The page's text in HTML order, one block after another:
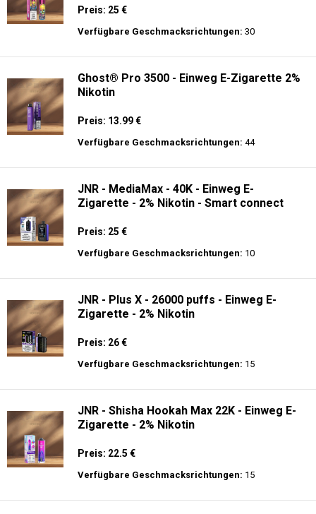
Preis: 25 €
Verfügbare Geschmacksrichtungen: 30
Ghost® Pro 3500 - Einweg E-Zigarette 2%
Nikotin
Preis: 13.99 €
Verfügbare Geschmacksrichtungen: 44
JNR - MediaMax - 40K - Einweg E-
Zigarette - 2% Nikotin - Smart connect
Preis: 25 €
Verfügbare Geschmacksrichtungen: 10
JNR - Plus X - 26000 puffs - Einweg E-
Zigarette - 2% Nikotin
Preis: 26 €
Verfügbare Geschmacksrichtungen: 15
JNR - Shisha Hookah Max 22K - Einweg E-
Zigarette - 2% Nikotin
Preis: 22.5 €
Verfügbare Geschmacksrichtungen: 15